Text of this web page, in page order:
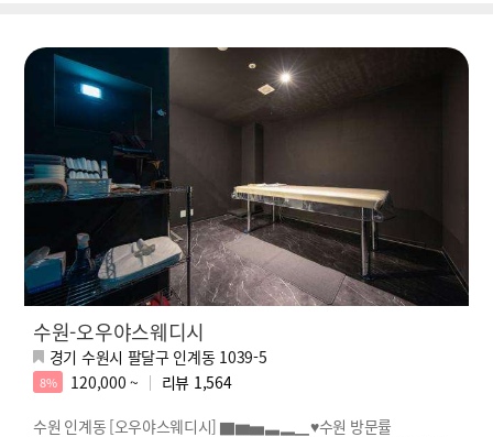
수원-오우야스웨디시
경기 수원시 팔달구 인계동 1039-5
8% 120,000 ~ 리뷰 1,564
수원 인계동 [오우야스웨디시] ▇▆▅▃▂▁♥수원 방문률